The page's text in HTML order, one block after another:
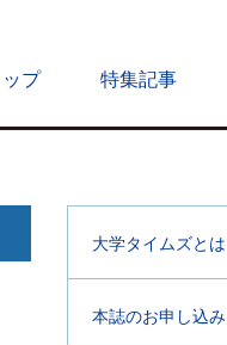
プ 特集記事
大学タイムズとは
本誌のお申し込み